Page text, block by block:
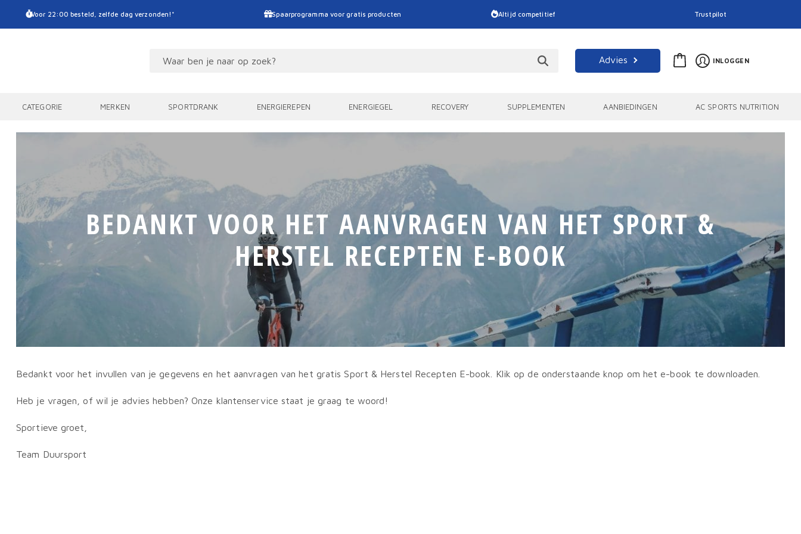
Voor 22:00 besteld, zelfde dag verzonden!* Spaarprogramma voor gratis producten Altijd competitief Trustpilot
Advies INLOGGEN
CATEGORIE MERKEN SPORTDRANK ENERGIEREPEN ENERGIEGEL RECOVERY SUPPLEMENTEN AANBIEDINGEN AC SPORTS NUTRITION
BEDANKT VOOR HET AANVRAGEN VAN HET SPORT &
HERSTEL RECEPTEN E-BOOK
Bedankt voor het invullen van je gegevens en het aanvragen van het gratis Sport & Herstel Recepten E-book. Klik op de onderstaande knop om het e-book te downloaden.
Heb je vragen, of wil je advies hebben? Onze klantenservice staat je graag te woord!
Sportieve groet,
Team Duursport